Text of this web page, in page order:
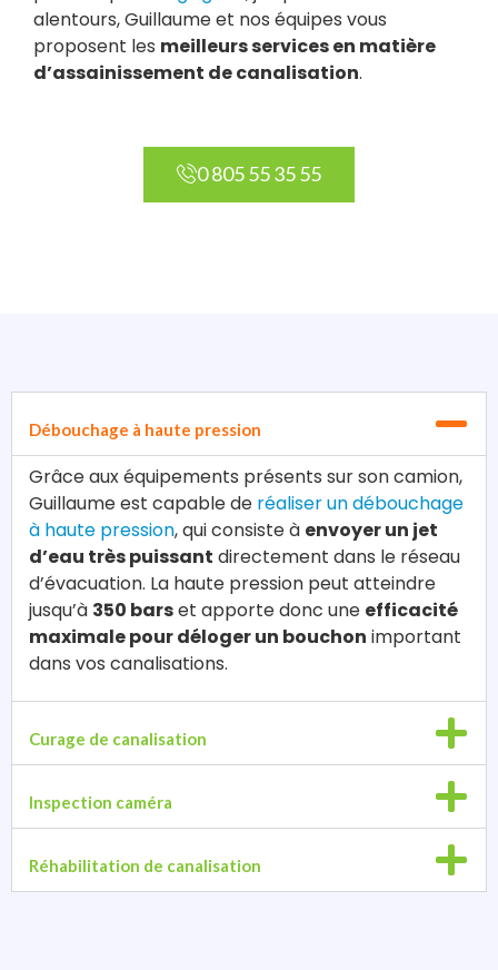
alentours, Guillaume et nos équipes vous
proposent les meilleurs services en matière
d’assainissement de canalisation.
0 805 55 35 55
Débouchage à haute pression
Grâce aux équipements présents sur son camion,
Guillaume est capable de réaliser un débouchage
à haute pression, qui consiste à envoyer un jet
d’eau très puissant directement dans le réseau
d’évacuation. La haute pression peut atteindre
jusqu’à 350 barset apporte donc une efficacité
maximale pour déloger un bouchon important
dans vos canalisations.
Curage de canalisation
Inspection caméra
Réhabilitation de canalisation